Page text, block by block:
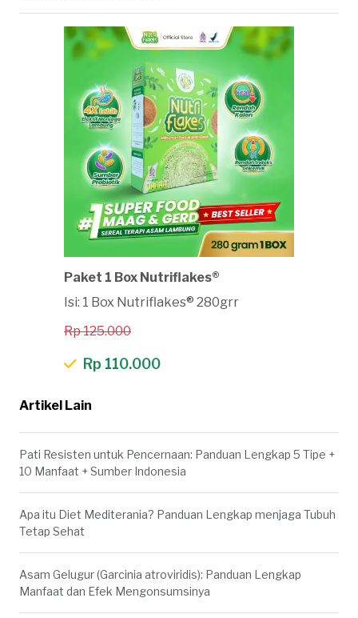
Paket 1 Box Nutriflakes®
Isi: 1 Box Nutriflakes® 280grr
Rp 125.000
Rp 110.000
Artikel Lain
Pati Resisten untuk Pencernaan: Panduan Lengkap 5 Tipe +
10 Manfaat + Sumber Indonesia
Apa itu Diet Mediterania? Panduan Lengkap menjaga Tubuh
Tetap Sehat
Asam Gelugur (Garcinia atroviridis): Panduan Lengkap
Manfaat dan Efek Mengonsumsinya